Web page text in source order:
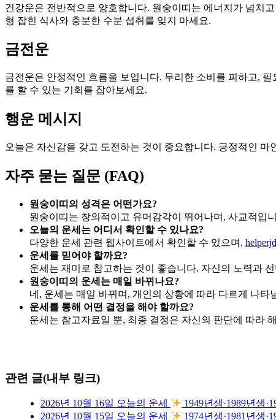
건강운은 전반적으로 양호합니다. 원숭이띠는 에너지가 넘치
형 잡힌 식사와 충분한 수분 섭취를 잊지 마세요.
금전운
금전운은 안정적인 흐름을 보입니다. 무리한 소비를 피하고,
를 할 수 있는 기회를 잡아보세요.
행운 메시지
오늘은 자신감을 갖고 도전하는 것이 중요합니다. 긍정적인
자주 묻는 질문 (FAQ)
원숭이띠의 성격은 어떤가요?
원숭이띠는 창의적이고 유머감각이 뛰어나며, 사교적입
오늘의 운세는 어디서 확인할 수 있나요?
다양한 운세 관련 웹사이트에서 확인할 수 있으며,
운세를 믿어야 할까요?
운세는 재미로 참고하는 것이 좋습니다. 자신의 노력과
원숭이띠의 운세는 매일 바뀌나요?
네, 운세는 매일 바뀌며, 개인의 상황에 따라 다르게 나타
운세를 통해 어떤 결정을 해야 할까요?
운세는 참고자료일 뿐, 최종 결정은 자신의 판단에 따라
관련 글(내부 링크)
2026년 10월 16일 오늘의 운세
1949년생·1989년생
2026년 10월 15일 오늘의 운세
1974년생·1981년생